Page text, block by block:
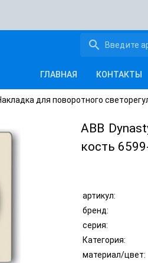
search
ГЛАВНАЯ КОНТАКТЫ
для поворотного
ABB
кость
артикул:
бренд:
серия:
Категория:
материал/цвет: